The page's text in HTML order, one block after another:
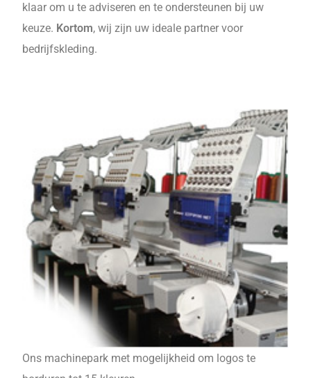
klaar om u te adviseren en te ondersteunen bij uw
keuze. Kortom, wij zijn uw ideale partner voor
bedrijfskleding.
Ons machinepark met mogelijkheid om logos te